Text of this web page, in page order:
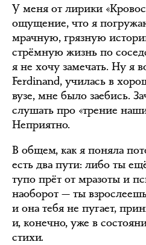
У меня от лирики
ощущение, что я
мрачную, грязную
стрёмную жизнь по
я не хочу замечать. Ну я
Ferdinand, училась в
вузе, мне было заебись.
слушать про «трение
Неприятно.
В общем, как я поняла
есть два пути: либо ты
тупо прёт от мразоты и
наоборот — ты
и она тебя не пугает,
и, конечно, уже в
стихи.